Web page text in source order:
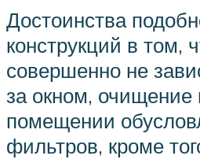
Достоинства
конструкций в том,
совершенно не
за окном, очищение
помещении
фильтров, кроме